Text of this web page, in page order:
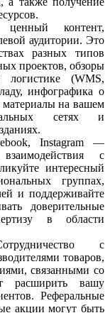
ценный контент,
аудитории. Это
разных типов
проектов, обзоры
логистике (WMS,
инфографика о
материалы на вашем
сетях и
Instagram —
с
интересный
группах,
и поддерживайте
доверительные
в области
с
товаров,
связанными со
расширить вашу
Реферальные
акции могут быть